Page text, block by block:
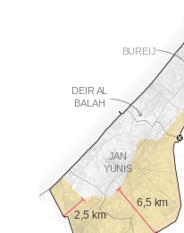
BUREIJ
DEIR AL
BALAH
JAN
YUNIS
6,5 km
2,5 km